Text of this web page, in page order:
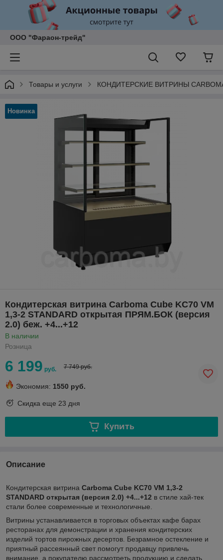
ООО "Фараон-трейд"
Товары и услуги КОНДИТЕРСКИЕ ВИТРИНЫ
Новинка
Кондитерская витрина Carboma Cube KC70 VM
1,3-2 STANDARD открытая ПРЯМ.БОК (версия
2.0) беж. +4...+12
В наличии
Розница
6 199 руб. 7 749 руб.
Экономия: 1550 руб.
Скидка еще 23 дня
Купить
Описание
Кондитерская витрина Carboma Cube KC70 VM 1,3-2
STANDARD открытая (версия 2.0) +4...+12 в стиле хай-тек
стали более современные и технологичные.
Витрины устанавливается в торговых объектах кафе барах
ресторанах для демонстрации и хранения кондитерских
изделий тортов пирожных десертов. Безрамное остекление и
приятный рассеянный свет помогут продавцу привлечь
внимание, а покупателю рассмотреть продукцию и сделать